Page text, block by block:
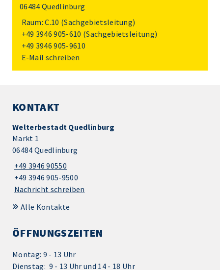
06484 Quedlinburg
Raum: C.10 (Sachgebietsleitung)
+49 3946 905-610 (Sachgebietsleitung)
+49 3946 905-9610
E-Mail schreiben
KONTAKT
Welterbestadt Quedlinburg
Markt 1
06484 Quedlinburg
+49 3946 90550
+49 3946 905-9500
Nachricht schreiben
Alle Kontakte
ÖFFNUNGSZEITEN
Montag: 9 - 13 Uhr
Dienstag: 9 - 13 Uhr und 14 - 18 Uhr